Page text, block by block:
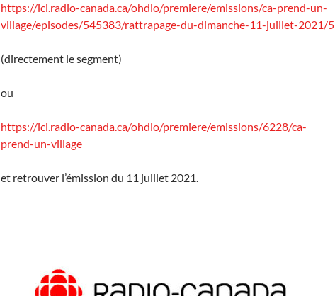
https://ici.radio-canada.ca/ohdio/premiere/emissions/ca-prend-un-
village/episodes/545383/rattrapage-du-dimanche-11-juillet-2021/5
(directement le segment)
ou
https://ici.radio-canada.ca/ohdio/premiere/emissions/6228/ca-
prend-un-village
et retrouver l’émission du 11 juillet 2021.